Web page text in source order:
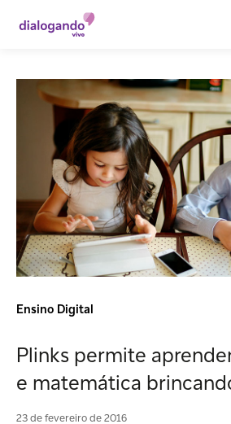
Ensino Digital
Plinks permite
e matemática
23 de fevereiro de 2016